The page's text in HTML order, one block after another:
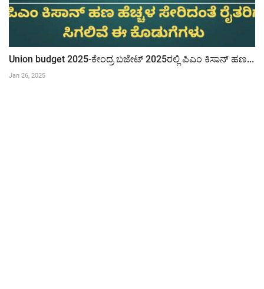
Union budget 2025-ಕೇಂದ್ರ ಬಜೇಟ್ 2025ರಲ್ಲಿ ಪಿಎಂ ಕಿಸಾನ್ ಹಣ...
Jan 26, 2025